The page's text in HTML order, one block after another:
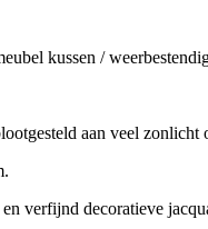
kussen /
aan veel
verfijnd decoratieve